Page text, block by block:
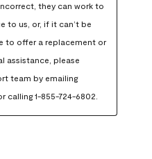
they can work to
to us, or, if it can’t be
to offer a replacement or
assistance, please
team by emailing
1-855-724-6802.